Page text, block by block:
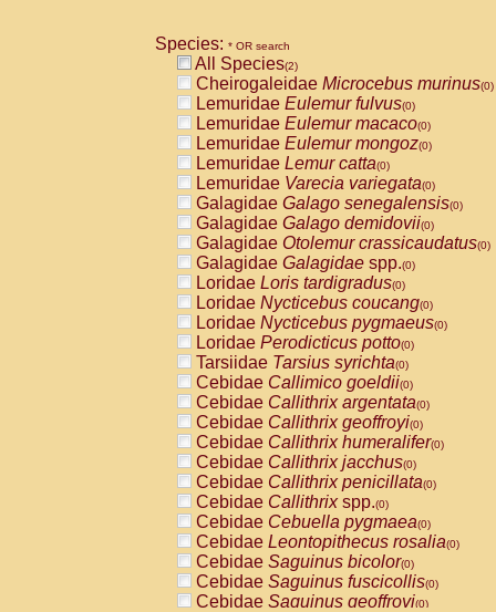
Species: * OR search
All Species(2)
Cheirogaleidae Microcebus murinus(0)
Lemuridae Eulemur fulvus(0)
Lemuridae Eulemur macaco(0)
Lemuridae Eulemur mongoz(0)
Lemuridae Lemur catta(0)
Lemuridae Varecia variegata(0)
Galagidae Galago senegalensis(0)
Galagidae Galago demidovii(0)
Galagidae Otolemur crassicaudatus(0)
Galagidae Galagidae spp.(0)
Loridae Loris tardigradus(0)
Loridae Nycticebus coucang(0)
Loridae Nycticebus pygmaeus(0)
Loridae Perodicticus potto(0)
Tarsiidae Tarsius syrichta(0)
Cebidae Callimico goeldii(0)
Cebidae Callithrix argentata(0)
Cebidae Callithrix geoffroyi(0)
Cebidae Callithrix humeralifer(0)
Cebidae Callithrix jacchus(0)
Cebidae Callithrix penicillata(0)
Cebidae Callithrixspp.(0)
Cebidae Cebuella pygmaea(0)
Cebidae Leontopithecus rosalia(0)
Cebidae Saguinus bicolor(0)
Cebidae Saguinus fuscicollis(0)
Cebidae Saguinus geoffroyi(0)